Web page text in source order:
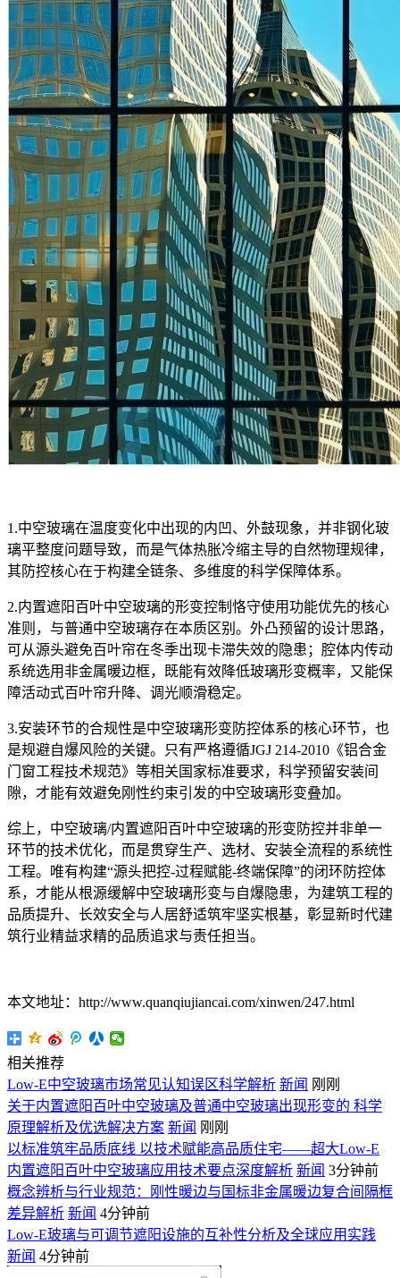
1.中空玻璃在温度变化中出现的内凹、外鼓现象，并非钢化玻
璃平整度问题导致，而是气体热胀冷缩主导的自然物理规律，
其防控核心在于构建全链条、多维度的科学保障体系。
2.内置遮阳百叶中空玻璃的形变控制恪守使用功能优先的核心
准则，与普通中空玻璃存在本质区别。外凸预留的设计思路，
可从源头避免百叶帘在冬季出现卡滞失效的隐患；腔体内传动
系统选用非金属暖边框，既能有效降低玻璃形变概率，又能保
障活动式百叶帘升降、调光顺滑稳定。
3.安装环节的合规性是中空玻璃形变防控体系的核心环节，也
是规避自爆风险的关键。只有严格遵循JGJ 214-2010《铝合金
门窗工程技术规范》等相关国家标准要求，科学预留安装间
隙，才能有效避免刚性约束引发的中空玻璃形变叠加。
综上，中空玻璃/内置遮阳百叶中空玻璃的形变防控并非单一
环节的技术优化，而是贯穿生产、选材、安装全流程的系统性
工程。唯有构建“源头把控-过程赋能-终端保障”的闭环防控体
系，才能从根源缓解中空玻璃形变与自爆隐患，为建筑工程的
品质提升、长效安全与人居舒适筑牢坚实根基，彰显新时代建
筑行业精益求精的品质追求与责任担当。
本文地址：http://www.quanqiujiancai.com/xinwen/247.html
相关推荐
Low-E中空玻璃市场常见认知误区科学解析 新闻 刚刚
关于内置遮阳百叶中空玻璃及普通中空玻璃出现形变的 科学
原理解析及优选解决方案 新闻 刚刚
以标准筑牢品质底线 以技术赋能高品质住宅——超大Low-E
内置遮阳百叶中空玻璃应用技术要点深度解析 新闻 3分钟前
概念辨析与行业规范：刚性暖边与国标非金属暖边复合间隔框
差异解析 新闻 4分钟前
Low-E玻璃与可调节遮阳设施的互补性分析及全球应用实践
新闻 4分钟前